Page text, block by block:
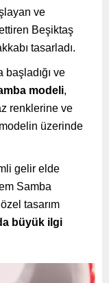
ve
Beşiktaş
tasarladı.
ve
modeli,
renklerine ve
üzerinde
gelir elde
Samba
tasarım
büyük ilgi